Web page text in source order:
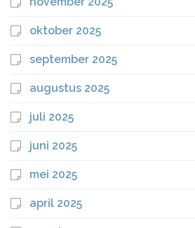
oktober 2025
september 2025
augustus 2025
juli 2025
juni 2025
mei 2025
april 2025